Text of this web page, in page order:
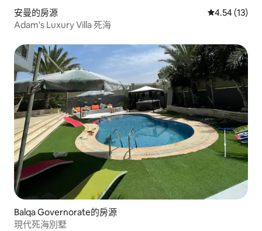
安曼的房源 從 13 則評價
4.54 (13)
Adam's Luxury Villa 死海
Balqa Governorate的房源
現代死海別墅